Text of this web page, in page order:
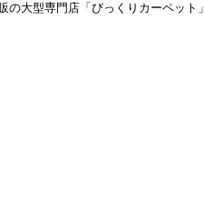
の大型専門店「びっくりカーペット」